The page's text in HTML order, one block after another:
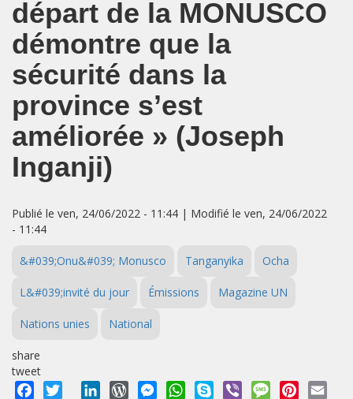
départ de la MONUSCO
démontre que la
sécurité dans la
province s’est
améliorée » (Joseph
Inganji)
Publié le ven, 24/06/2022 - 11:44 | Modifié le ven, 24/06/2022
- 11:44
&#039;Onu&#039; Monusco Tanganyika Ocha
L&#039;invité du jour Émissions Magazine UN
Nations unies National
share
tweet
Facebook
Twitter LinkedInWordPressMessengerWhatsApp
Skype Viber MessagePinterest